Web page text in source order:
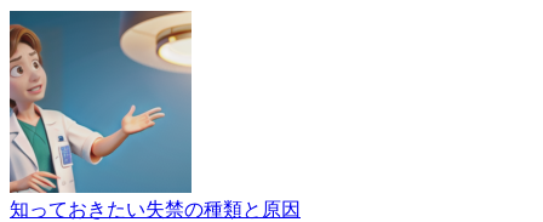
知っておきたい失禁の種類と原因